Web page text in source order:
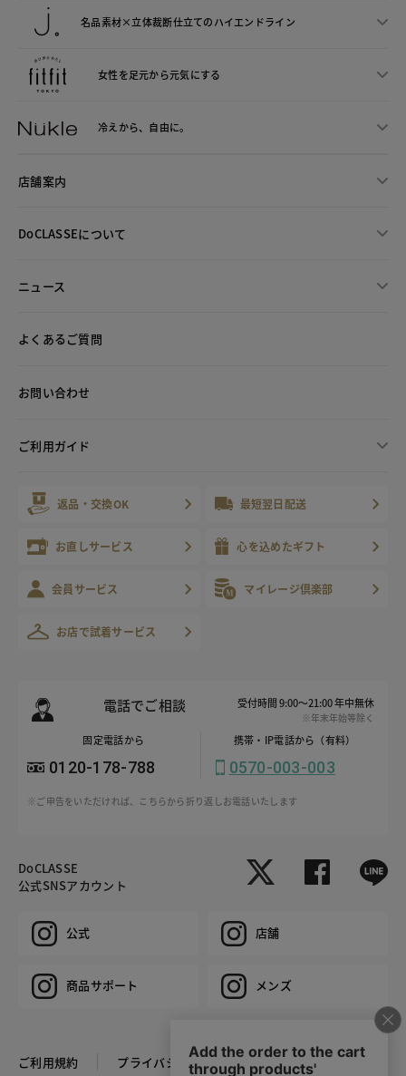
名品素材×立体裁断仕立てのハイエンドライン
女性を足元から元気にする
冷えから、 自由に。
店舗案内
DoCLASSEについて
ニュース
よくあるご質問
お問い合わせ
ご利用ガイド
返品・交換OK 最短翌日配送
お直しサービス 心を込めたギフト
会員サービス マイレージ倶楽部
お店で試着サービス
電話でご相談 受付時間 9:00～21:00 年中無休
※年末年始等除く
固定電話から
0120-178-788
携帯・IP電話から（有料）
0570-003-003
※ご申告をいただければ、こちらから折り返しお電話いたします
DoCLASSE
公式SNSアカウント
公式 店舗
商品サポート メンズ
ご利用規約 プライバシーポリシー